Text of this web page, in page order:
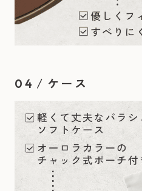
04 / ケース